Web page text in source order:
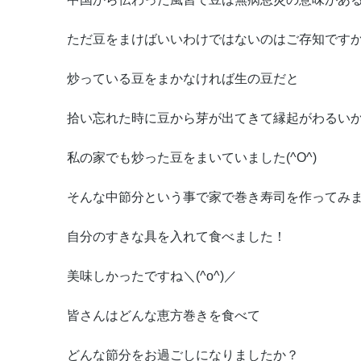
ただ豆をまけばいいわけではないのはご存知です
炒っている豆をまかなければ生の豆だと
拾い忘れた時に豆から芽が出てきて縁起がわるい
私の家でも炒った豆をまいていました(^O^)
そんな中節分という事で家で巻き寿司を作ってみ
自分のすきな具を入れて食べました！
美味しかったですね＼(^o^)／
皆さんはどんな恵方巻きを食べて
どんな節分をお過ごしになりましたか？